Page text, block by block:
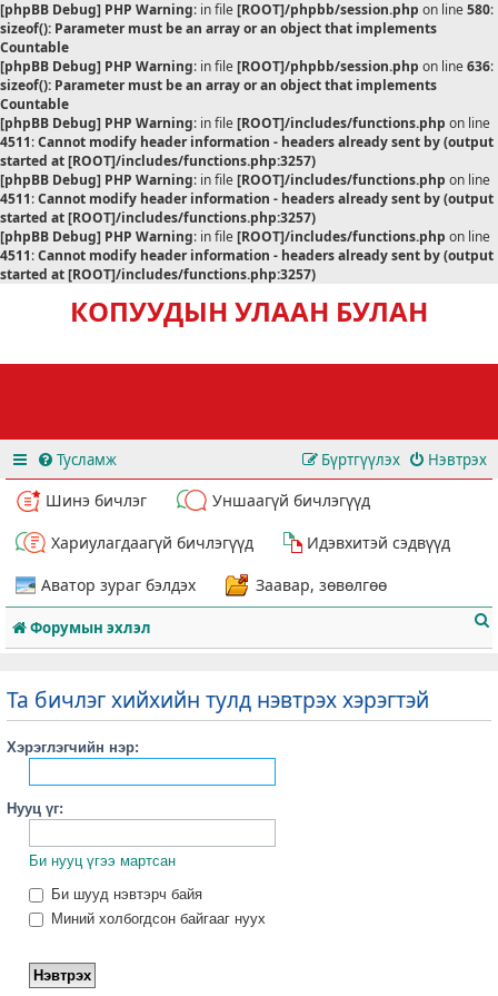
[phpBB Debug] PHP Warning: in file[ROOT]/phpbb/session.php on line580:
sizeof(): Parameter must be an array or an object that implements
Countable
[phpBB Debug] PHP Warning: in file[ROOT]/phpbb/session.php on line636:
sizeof(): Parameter must be an array or an object that implements
Countable
[phpBB Debug] PHP Warning: in file[ROOT]/includes/functions.php on line
4511:Cannot modify header information - headers already sent by (output
started at [ROOT]/includes/functions.php:3257)
[phpBB Debug] PHP Warning: in file[ROOT]/includes/functions.php on line
4511:Cannot modify header information - headers already sent by (output
started at [ROOT]/includes/functions.php:3257)
[phpBB Debug] PHP Warning: in file[ROOT]/includes/functions.php on line
4511:Cannot modify header information - headers already sent by (output
started at [ROOT]/includes/functions.php:3257)
КОПУУДЫН УЛААН БУЛАН
Тусламж Нэвтрэх
Бүртгүүлэх
Шинэ бичлэг
Уншаагүй бичлэгүүд
Хариулагдаагүй бичлэгүүд
Идэвхитэй сэдвүүд
Аватор зураг бэлдэх
Заавар, зөвөлгөө
Форумын эхлэл
Та бичлэг хийхийн тулд нэвтрэх хэрэгтэй
Хэрэглэгчийн нэр:
Нууц үг:
Би нууц үгээ мартсан
Би шууд нэвтэрч байя
Миний холбогдсон байгааг нуух